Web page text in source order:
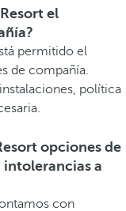
el
permitido el
de compañía.
política
opciones de
intolerancias a
con